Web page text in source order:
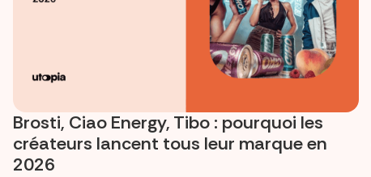
Brosti, Ciao Energy, Tibo : pourquoi les
créateurs lancent tous leur marque en
2026